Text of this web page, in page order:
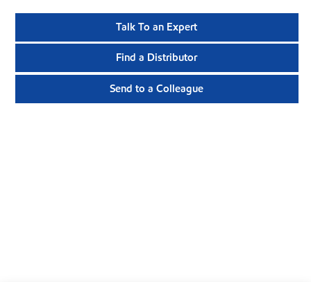
Talk To an Expert
Find a Distributor
Send to a Colleague